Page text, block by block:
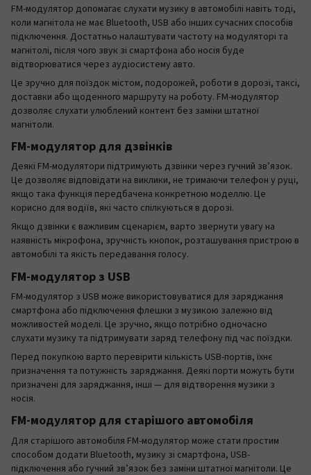
FM-модулятор допомагає слухати музику в автомобілі навіть тоді,
коли магнітола не має Bluetooth, USB або інших сучасних способів
підключення. Достатньо налаштувати частоту на модуляторі та
магнітолі, після чого звук зі смартфона або носія буде
відтворюватися через аудіосистему авто.
Це зручно для поїздок містом, подорожей, роботи в дорозі, таксі,
доставки або щоденного маршруту на роботу. FM-модулятор
дозволяє слухати улюблений контент без заміни штатної
магнітоли.
FM-модулятор для дзвінків
Деякі FM-модулятори підтримують дзвінки через гучний зв’язок.
Це дозволяє відповідати на виклики, не тримаючи телефон у руці,
якщо така функція передбачена конкретною моделлю. Це
корисно для водіїв, які часто спілкуються в дорозі.
Якщо дзвінки є важливим сценарієм, варто звернути увагу на
наявність мікрофона, зручність кнопок, розташування пристрою в
автомобілі та якість передавання голосу.
FM-модулятор з USB
FM-модулятор з USB може використовуватися для заряджання
смартфона або підключення флешки з музикою залежно від
можливостей моделі. Це зручно, якщо потрібно одночасно
слухати музику та підтримувати заряд телефону під час поїздки.
Перед покупкою варто перевірити кількість USB-портів, їхнє
призначення та потужність заряджання. Деякі порти можуть бути
призначені для заряджання, інші — для відтворення музики з
носія.
FM-модулятор для старішого автомобіля
Для старішого автомобіля FM-модулятор може стати простим
способом додати Bluetooth, музику зі смартфона, USB-
підключення або гучний зв’язок без заміни штатної магнітоли. Це